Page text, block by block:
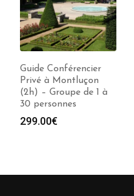
Guide Conférencier
Privé à Montluçon
(2h) – Groupe de 1 à
30 personnes
299.00€